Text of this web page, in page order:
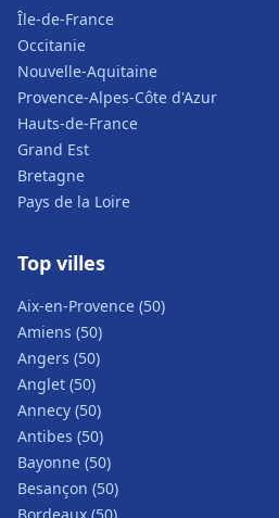
Île-de-France
Occitanie
Nouvelle-Aquitaine
Provence-Alpes-Côte d'Azur
Hauts-de-France
Grand Est
Bretagne
Pays de la Loire
Top villes
Aix-en-Provence (50)
Amiens (50)
Angers (50)
Anglet (50)
Annecy (50)
Antibes (50)
Bayonne (50)
Besançon (50)